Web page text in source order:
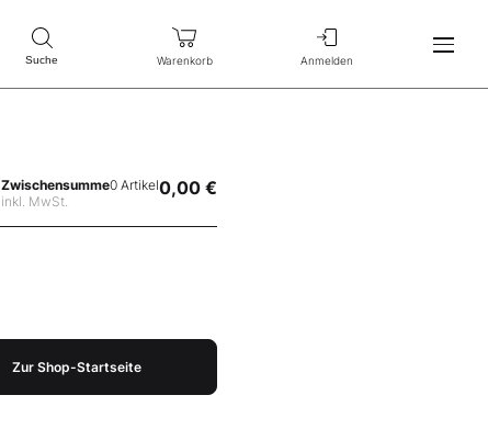
Suche Warenkorb Anmelden
Zwischensumme
inkl. MwSt.
0 Artikel0,00 €
Zur Shop-Startseite